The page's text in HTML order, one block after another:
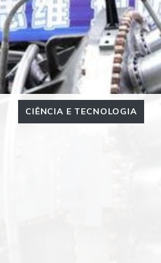
CIÊNCIA E TECNOLOGIA